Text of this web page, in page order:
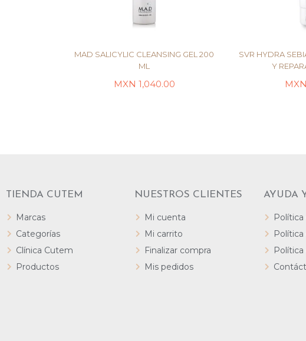
SVR HYDRA
Y
MAD SALICYLIC CLEANSING GEL 200
ML
1,040.00
TIENDA CUTEM
Marcas
Categorías
Clínica Cutem
Productos
NUESTROS CLIENTES
Mi cuenta
Mi carrito
Finalizar compra
Mis pedidos
AYUDA
Política